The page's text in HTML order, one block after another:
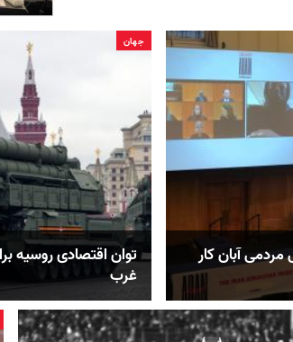
مردمی آبان کار
جهان
توان اقتصادی روسیه
غرب